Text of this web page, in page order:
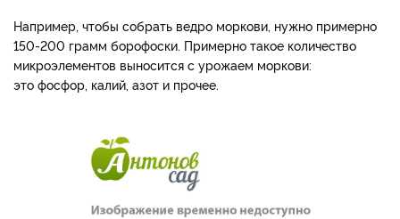
Например, чтобы собрать ведро моркови, нужно примерно
150-200 грамм борофоски. Примерно такое количество
микроэлементов выносится с урожаем моркови:
это фосфор, калий, азот и прочее.